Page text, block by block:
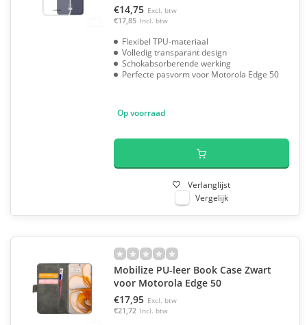
€14,75 Excl. btw
€17,85 Incl. btw
Flexibel TPU-materiaal
Volledig transparant design
Schokabsorberende werking
Perfecte pasvorm voor Motorola Edge 50
Op voorraad
Verlanglijst
Vergelijk
Mobilize PU-leer Book Case Zwart
voor Motorola Edge 50
€17,95 Excl. btw
€21,72 Incl. btw